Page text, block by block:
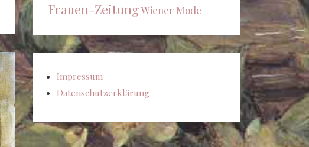
Frauen-ZeitungWiener Mode
Impressum
Datenschutzerklärung